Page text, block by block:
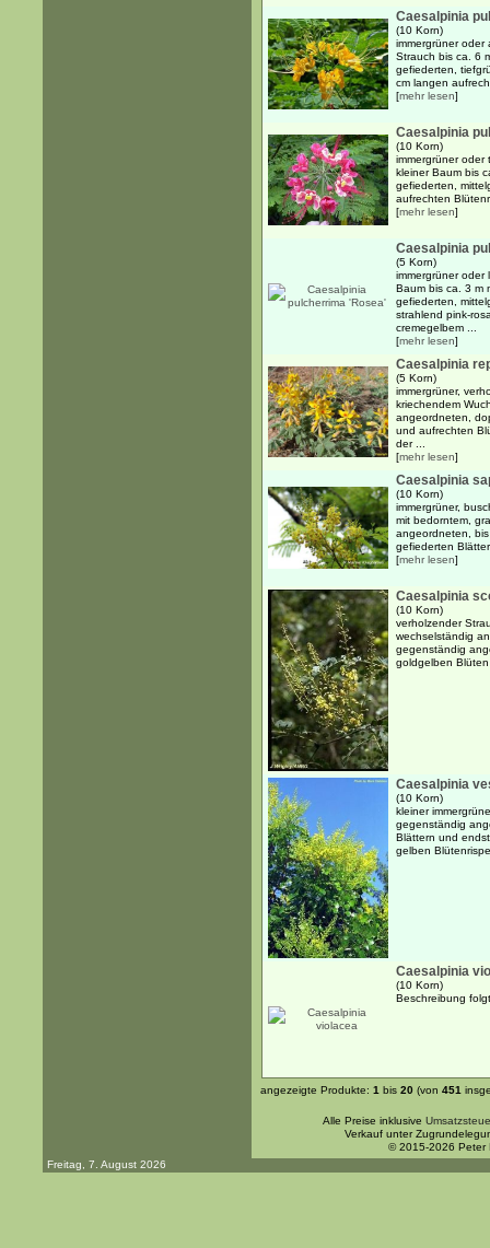
Caesalpinia
(10 Korn)
immergrüner oder
Strauch bis ca. 6
gefiederten,
cm langen
[mehr lesen]
Caesalpinia
(10 Korn)
immergrüner oder
kleiner Baum bis
gefiederten,
aufrechten
[mehr lesen]
Caesalpinia
(5 Korn)
immergrüner oder
Baum bis ca. 3 m
gefiederten,
strahlend pink-
cremegelbem ...
[mehr lesen]
Caesalpinia
(5 Korn)
immergrüner,
kriechendem
angeordneten,
und aufrechten
der ...
[mehr lesen]
Caesalpinia
(10 Korn)
immergrüner,
mit bedorntem,
angeordneten,
gefiederten
[mehr lesen]
Caesalpinia
(10 Korn)
verholzender
wechselständig
gegenständig
goldgelben
Caesalpinia
(10 Korn)
kleiner
gegenständig
Blättern und
gelben
Caesalpinia
(10 Korn)
Beschreibung
angezeigte Produkte: 1 bis 20 (von 451
Alle Preise inklusive
Verkauf unter
© 2015-2026 Peter
Freitag, 7. August 2026